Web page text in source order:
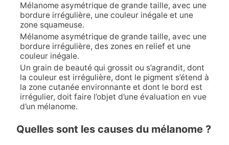
Mélanome asymétrique de grande taille, avec une
bordure irrégulière, une couleur inégale et une
zone squameuse.
Mélanome asymétrique de grande taille, avec une
bordure irrégulière, des zones en relief et une
couleur inégale.
Un grain de beauté qui grossit ou s’agrandit, dont
la couleur est irrégulière, dont le pigment s’étend à
la zone cutanée environnante et dont le bord est
irrégulier, doit faire l’objet d’une évaluation en vue
d’un mélanome.
Quelles sont les causes du mélanome ?